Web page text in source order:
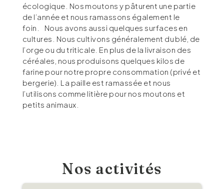
écologique. Nos moutons y pâturent une partie
de l’année et nous ramassons également le
foin. Nous avons aussi quelques surfaces en
cultures. Nous cultivons généralement du blé, de
l’orge ou du triticale. En plus de la livraison des
céréales, nous produisons quelques kilos de
farine pour notre propre consommation (privé et
bergerie). La paille est ramassée et nous
l’utilisons comme litière pour nos moutons et
petits animaux.
Nos activités